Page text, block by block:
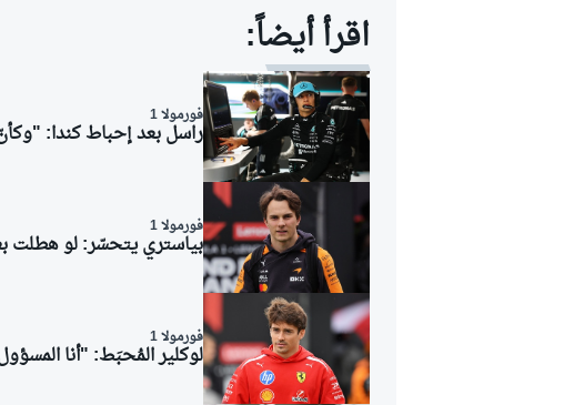
اقرأ أيضاً:
فورمولا 1
راسل بعد إحباط كندا:
فورمولا 1
بياستري يتحسّر: لو هطلت
فورمولا 1
لوكلير المُحبَط: "أنا